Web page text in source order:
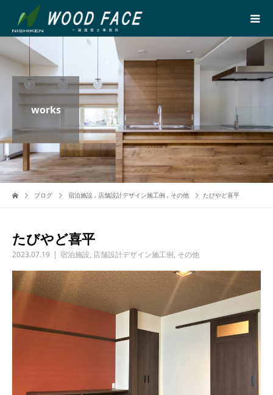
works
ブログ 宿泊施設 , 店舗設計デザイン施工例 , その他 たびやど喜平
たびやど喜平
2023.07.19 宿泊施設, 店舗設計デザイン施工例, その他